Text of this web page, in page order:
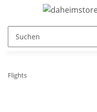
Flights